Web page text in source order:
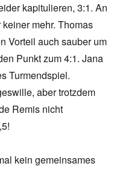
kapitulieren, 3:1. An
mehr. Thomas
Vorteil auch sauber um
Punkt zum 4:1. Jana
Turmendspiel.
aber trotzdem
Remis nicht
kein gemeinsames